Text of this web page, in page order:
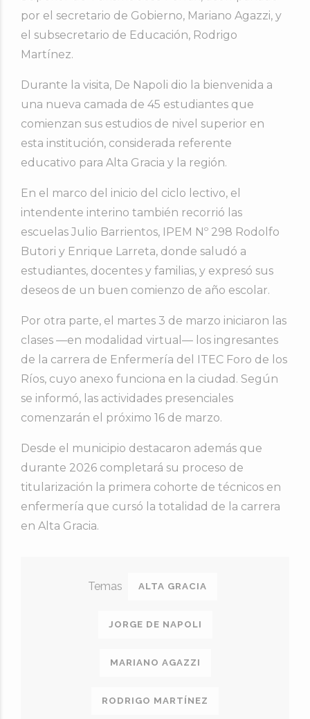
por el secretario de Gobierno, Mariano Agazzi, y
el subsecretario de Educación, Rodrigo
Martínez.
Durante la visita, De Napoli dio la bienvenida a
una nueva camada de 45 estudiantes que
comienzan sus estudios de nivel superior en
esta institución, considerada referente
educativo para Alta Gracia y la región.
En el marco del inicio del ciclo lectivo, el
intendente interino también recorrió las
escuelas Julio Barrientos, IPEM Nº 298 Rodolfo
Butori y Enrique Larreta, donde saludó a
estudiantes, docentes y familias, y expresó sus
deseos de un buen comienzo de año escolar.
Por otra parte, el martes 3 de marzo iniciaron las
clases —en modalidad virtual— los ingresantes
de la carrera de Enfermería del ITEC Foro de los
Ríos, cuyo anexo funciona en la ciudad. Según
se informó, las actividades presenciales
comenzarán el próximo 16 de marzo.
Desde el municipio destacaron además que
durante 2026 completará su proceso de
titularización la primera cohorte de técnicos en
enfermería que cursó la totalidad de la carrera
en Alta Gracia.
ALTA GRACIA
JORGE DE NAPOLI
MARIANO AGAZZI
RODRIGO MARTÍNEZ